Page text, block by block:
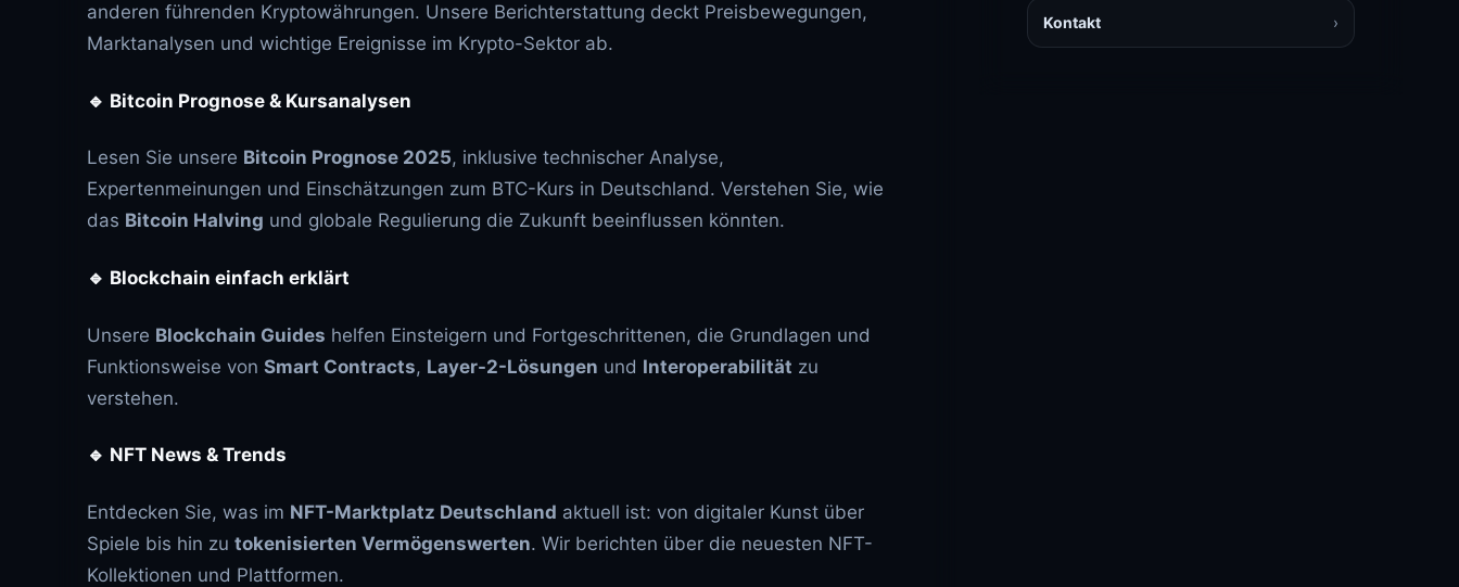
anderen führenden Kryptowährungen. Unsere Berichterstattung deckt Preisbewegungen,
Marktanalysen und wichtige Ereignisse im Krypto-Sektor ab.
🔹 Bitcoin Prognose & Kursanalysen
Lesen Sie unsere Bitcoin Prognose 2025, inklusive technischer Analyse,
Expertenmeinungen und Einschätzungen zum BTC-Kurs in Deutschland. Verstehen Sie, wie
das Bitcoin Halving und globale Regulierung die Zukunft beeinflussen könnten.
🔹 Blockchain einfach erklärt
Unsere Blockchain Guides helfen Einsteigern und Fortgeschrittenen, die Grundlagen und
Funktionsweise von Smart Contracts, Layer-2-Lösungen und Interoperabilität zu
verstehen.
🔹 NFT News & Trends
Entdecken Sie, was im NFT-Marktplatz Deutschland aktuell ist: von digitaler Kunst über
Spiele bis hin zu tokenisierten Vermögenswerten. Wir berichten über die neuesten NFT-
Kollektionen und Plattformen.
Kontakt ›